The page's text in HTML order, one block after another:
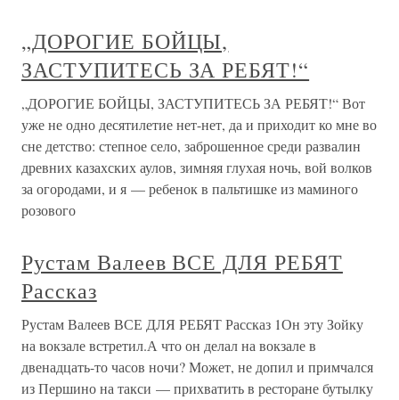
„ДОРОГИЕ БОЙЦЫ,
ЗАСТУПИТЕСЬ ЗА РЕБЯТ!“
„ДОРОГИЕ БОЙЦЫ, ЗАСТУПИТЕСЬ ЗА РЕБЯТ!“ Вот
уже не одно десятилетие нет-нет, да и приходит ко мне во
сне детство: степное село, заброшенное среди развалин
древних казахских аулов, зимняя глухая ночь, вой волков
за огородами, и я — ребенок в пальтишке из маминого
розового
Рустам Валеев ВСЕ ДЛЯ РЕБЯТ
Рассказ
Рустам Валеев ВСЕ ДЛЯ РЕБЯТ Рассказ 1Он эту Зойку
на вокзале встретил.А что он делал на вокзале в
двенадцать-то часов ночи? Может, не допил и примчался
из Першино на такси — прихватить в ресторане бутылку